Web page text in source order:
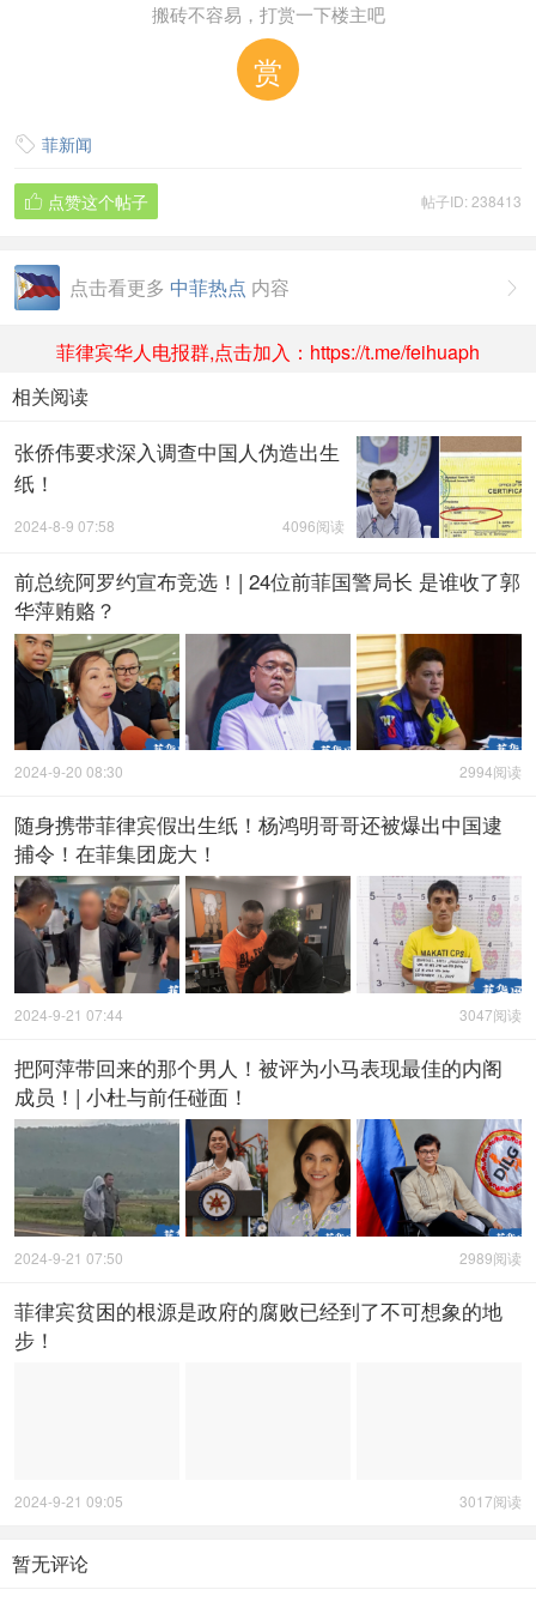
搬砖不容易，打赏一下楼主吧
赏
 菲新闻
帖子ID: 238413
 点赞这个帖子

点击看更多 中菲热点 内容
菲律宾华人电报群,点击加入：https://t.me/feihuaph
相关阅读
张侨伟要求深入调查中国人伪造出生
纸！
4096阅读
2024-8-9 07:58
前总统阿罗约宣布竞选！| 24位前菲国警局长 是谁收了郭
华萍贿赂？
2994阅读
2024-9-20 08:30
随身携带菲律宾假出生纸！杨鸿明哥哥还被爆出中国逮
捕令！在菲集团庞大！
3047阅读
2024-9-21 07:44
把阿萍带回来的那个男人！被评为小马表现最佳的内阁
成员！| 小杜与前任碰面！
2989阅读
2024-9-21 07:50
菲律宾贫困的根源是政府的腐败已经到了不可想象的地
步！
3017阅读
2024-9-21 09:05
暂无评论